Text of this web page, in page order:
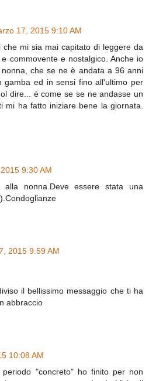
17, 2015 9:10 AM
che mi sia mai capitato di leggere da
commovente e nostalgico. Anche io
che se ne è andata a 96 anni
gamba ed in sensi fino all'ultimo per
dire... è come se se ne andasse un
mi ha fatto iniziare bene la giornata.
9:30 AM
alla nonna.Deve essere stata una
2015 9:59 AM
il bellissimo messaggio che ti ha
abbraccio
10:08 AM
"concreto" ho finito per non